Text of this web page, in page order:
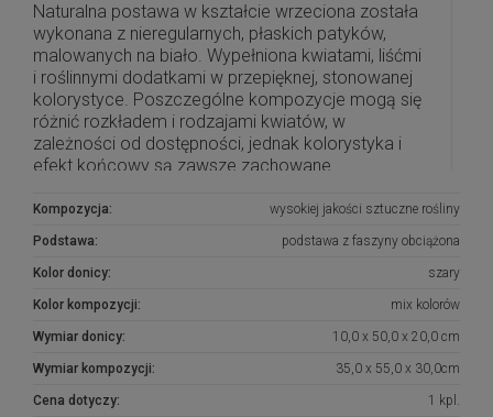
Naturalna postawa w kształcie wrzeciona została
wykonana z nieregularnych, płaskich patyków,
malowanych na biało. Wypełniona kwiatami, liśćmi
i roślinnymi dodatkami w przepięknej, stonowanej
kolorystyce. Poszczególne kompozycje mogą się
różnić rozkładem i rodzajami kwiatów, w
zależności od dostępności, jednak kolorystyka i
efekt końcowy są zawsze zachowane.
Piękna i oryginalna dekoracja jest doskonałą
formą wyrażenia pamięci o bliskich. Wyszukana,
minimalistyczna forma, najwyższej jakości kwiaty i
perfekcyjne zestawienie kolorów sprawiają, że
doskonale prezentuje się na nagrobkach.
Wszystkie kompozycje powstają w naszej
pracowni florystycznej w Toruniu na podstawie
naszych autorskich projektów. Są to dekoracje
wykonane z największą starannością i
Kompozycja: wysokiej jakości sztuczne rośliny
Podstawa: podstawa z faszyny obciążona
Kolor donicy: szary
Kolor kompozycji: mix kolorów
Wymiar donicy: 10,0 x 50,0 x 20,0 cm
Wymiar kompozycji: 35,0 x 55,0 x 30,0cm
Cena dotyczy: 1 kpl.